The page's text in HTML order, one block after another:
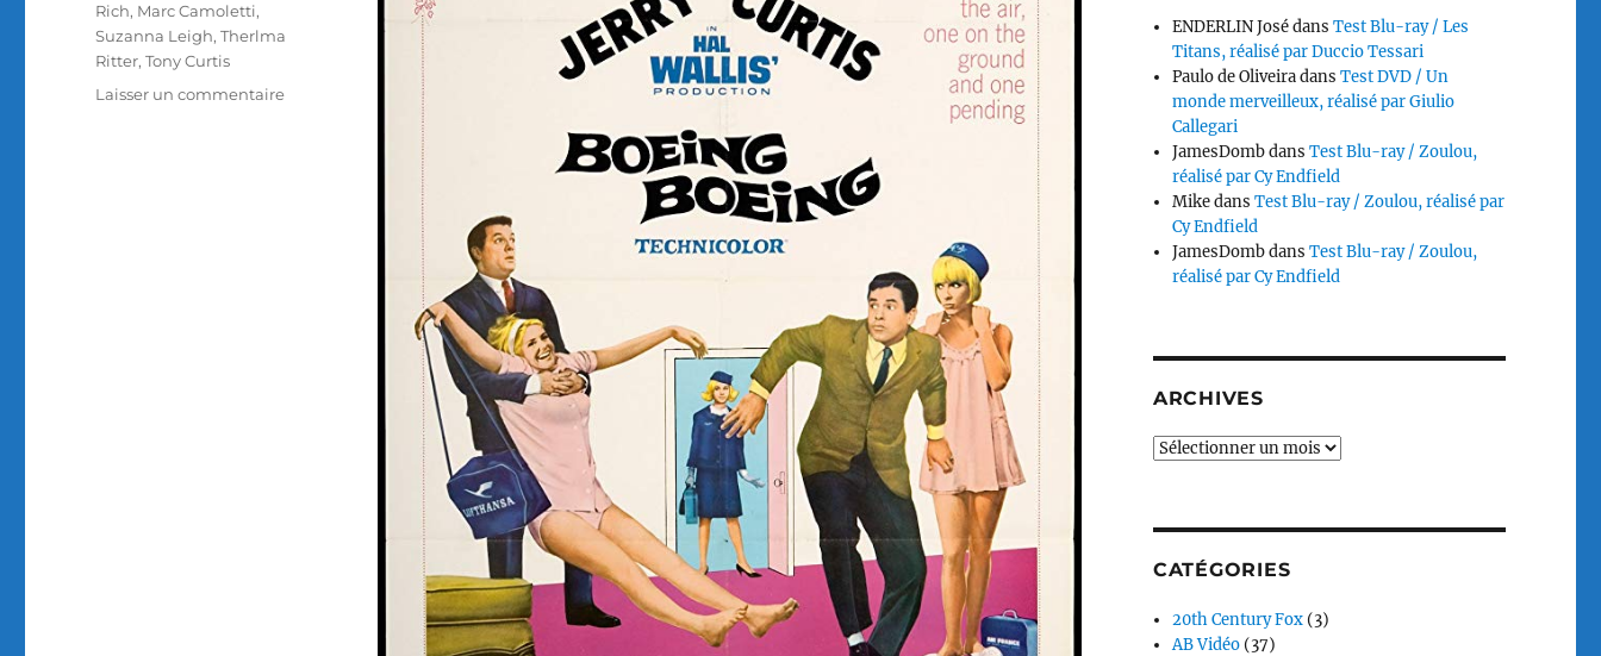
Rich, Marc Camoletti,
Suzanna Leigh,Therlma
Ritter,Tony Curtis
Laisser un commentairesur
ENDERLIN JosédansTest Blu-ray / Les
Titans, réalisé par Duccio Tessari
Paulo de OliveiradansTest DVD / Un
monde merveilleux, réalisé par Giulio
Callegari
JamesDombdansTest Blu-ray / Zoulou,
réalisé par Cy Endfield
MikedansTest Blu-ray / Zoulou, réalisé par
Cy Endfield
JamesDombdansTest Blu-ray / Zoulou,
réalisé par Cy Endfield
ARCHIVES
Archives
CATÉGORIES
20th Century Fox (3)
AB Vidéo (37)